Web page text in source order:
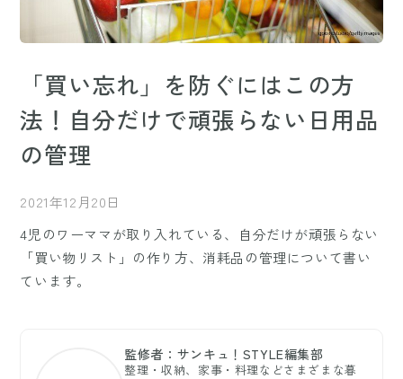
「買い忘れ」を防ぐにはこの方
法！自分だけで頑張らない日用品
の管理
2021年12月20日
4児のワーママが取り入れている、自分だけが頑張らない
「買い物リスト」の作り方、消耗品の管理について書い
ています。
監修者：サンキュ！STYLE編集部
整理・収納、家事・料理などさまざまな暮